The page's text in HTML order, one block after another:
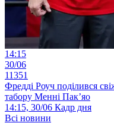
14:15
30/06
11351
Фредді Роуч поділився
табору Менні Пак’яо
14:15, 30/06 Кадр дня
Всі новини